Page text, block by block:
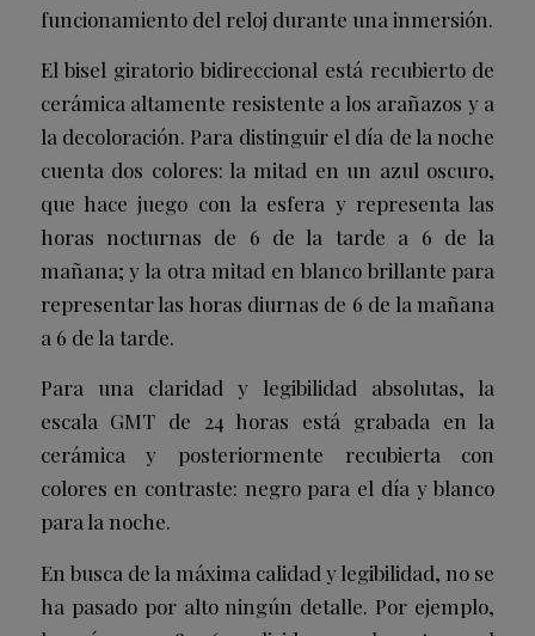
funcionamiento del reloj durante una inmersión.
El bisel giratorio bidireccional está recubierto de
cerámica altamente resistente a los arañazos y a
la decoloración. Para distinguir el día de la noche
cuenta dos colores: la mitad en un azul oscuro,
que hace juego con la esfera y representa las
horas nocturnas de 6 de la tarde a 6 de la
mañana; y la otra mitad en blanco brillante para
representar las horas diurnas de 6 de la mañana
a 6 de la tarde.
Para una claridad y legibilidad absolutas, la
escala GMT de 24 horas está grabada en la
cerámica y posteriormente recubierta con
colores en contraste: negro para el día y blanco
para la noche.
En busca de la máxima calidad y legibilidad, no se
ha pasado por alto ningún detalle. Por ejemplo,